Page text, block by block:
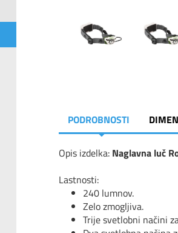
PODROBNOSTI
Opis izdelka: Naglavna luč
Lastnosti:
240 lumnov.
Zelo zmogljiva.
Trije svetlobni načini